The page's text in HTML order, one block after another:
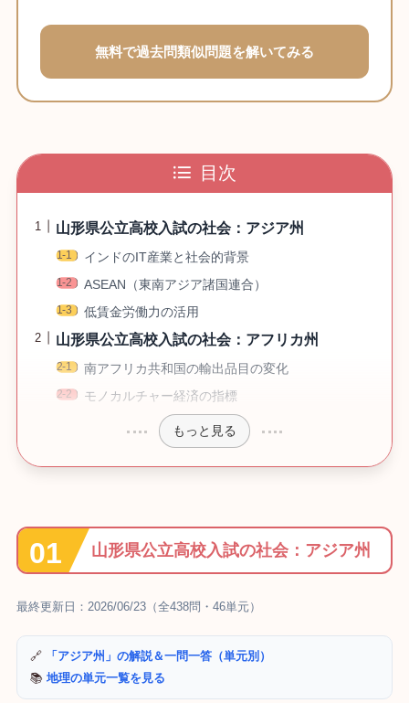
無料で過去問類似問題を解いてみる
目次
山形県公立高校入試の社会：アジア州
インドのIT産業と社会的背景
ASEAN（東南アジア諸国連合）
低賃金労働力の活用
山形県公立高校入試の社会：アフリカ州
南アフリカ共和国の輸出品目の変化
モノカルチャー経済の指標
もっと見る
山形県公立高校入試の社会：アジア州
最終更新日：2026/06/23（全438問・46単元）
🔗
「アジア州」の解説＆一問一答（単元別）
📚 地理の単元一覧を見る